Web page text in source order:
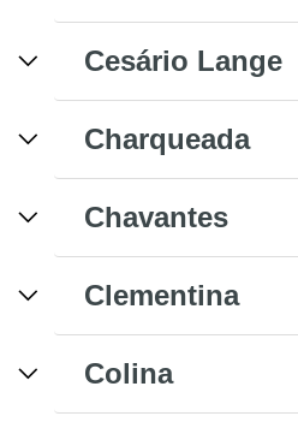
Cesário Lange
Charqueada
Chavantes
Clementina
Colina